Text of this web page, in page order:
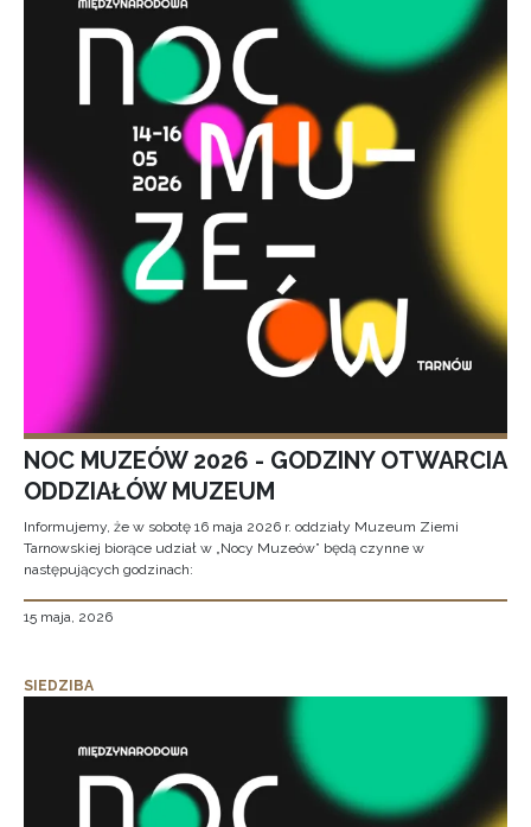
NOC MUZEÓW 2026 - GODZINY OTWARCIA
ODDZIAŁÓW MUZEUM
Informujemy, że w sobotę 16 maja 2026 r. oddziały Muzeum Ziemi
Tarnowskiej biorące udział w „Nocy Muzeów” będą czynne w
następujących godzinach:
15 maja, 2026
SIEDZIBA